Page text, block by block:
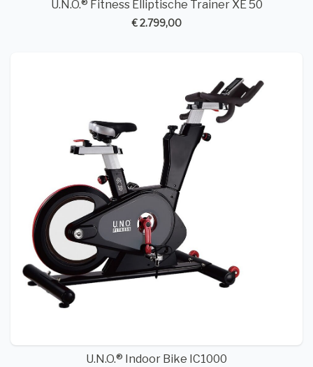
U.N.O.® Fitness Elliptische Trainer XE 50
€ 2.799,00
U.N.O.® Indoor Bike IC1000